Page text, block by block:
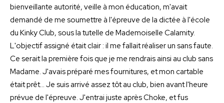
bienveillante autorité, veille à mon éducation, m'avait
demandé de me soumettre à l'épreuve de la dictée à l'école
du Kinky Club, sous la tutelle de Mademoiselle Calamity.
L'objectif assigné était clair : il me fallait réaliser un sans faute.
Ce serait la première fois que je me rendrais ainsi au club sans
Madame. J'avais préparé mes fournitures, et mon cartable
était prêt… Je suis arrivé assez tôt au club, bien avant l'heure
prévue de l'épreuve. J'entrai juste après Choke, et fus